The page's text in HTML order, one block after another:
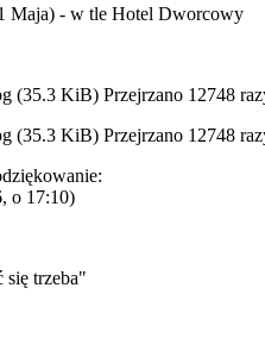
Maja) - w tle Hotel Dworcowy
(35.3 KiB) Przejrzano 12748
(35.3 KiB) Przejrzano 12748
o 17:10)
się trzeba"